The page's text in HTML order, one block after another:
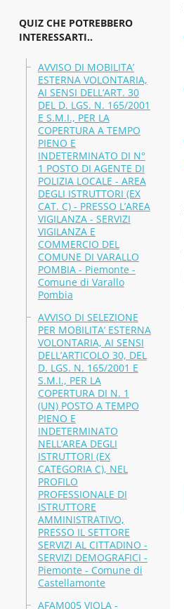
QUIZ CHE POTREBBERO
INTERESSARTI..
AVVISO DI MOBILITA’
ESTERNA VOLONTARIA,
AI SENSI DELL’ART. 30
DEL D. LGS. N. 165/2001
E S.M.I., PER LA
COPERTURA A TEMPO
PIENO E
INDETERMINATO DI N°
1 POSTO DI AGENTE DI
POLIZIA LOCALE - AREA
DEGLI ISTRUTTORI (EX
CAT. C) - PRESSO L’AREA
VIGILANZA - SERVIZI
VIGILANZA E
COMMERCIO DEL
COMUNE DI VARALLO
POMBIA - Piemonte -
Comune di Varallo
Pombia
AVVISO DI SELEZIONE
PER MOBILITA’ ESTERNA
VOLONTARIA, AI SENSI
DELL’ARTICOLO 30, DEL
D. LGS. N. 165/2001 E
S.M.I., PER LA
COPERTURA DI N. 1
(UN) POSTO A TEMPO
PIENO E
INDETERMINATO
NELL’AREA DEGLI
ISTRUTTORI (EX
CATEGORIA C), NEL
PROFILO
PROFESSIONALE DI
ISTRUTTORE
AMMINISTRATIVO,
PRESSO IL SETTORE
SERVIZI AL CITTADINO -
SERVIZI DEMOGRAFICI -
Piemonte - Comune di
Castellamonte
AFAM005 VIOLA -